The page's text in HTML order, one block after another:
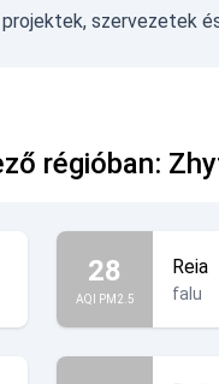
szervezetek
régióban:
28
AQI PM2.5
Reia
falu